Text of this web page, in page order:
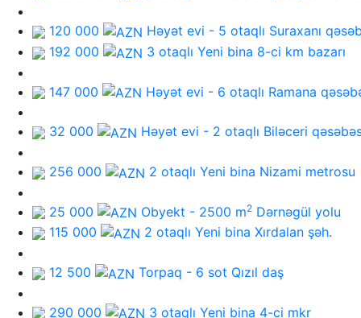
120 000 Həyət evi - 5 otaqlı Suraxanı
192 000
3 otaqlı Yeni bina 8-ci km bazarı
147 000 Həyət evi - 6 otaqlı Ramana
32 000 Həyət evi - 2 otaqlı Biləceri
256 000 2 otaqlı Yeni bina Nizami metrosu
25 000 Obyekt - 2500 m2 Dərnəgül yolu
115 000
2 otaqlı Yeni bina Xırdalan şəh.
12 500 Torpaq - 6 sot Qızıl daş
290 000 3 otaqlı Yeni bina 4-ci mkr